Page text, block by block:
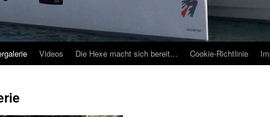
Videos Die Hexe macht sich bereit… Cookie-Richtlinie